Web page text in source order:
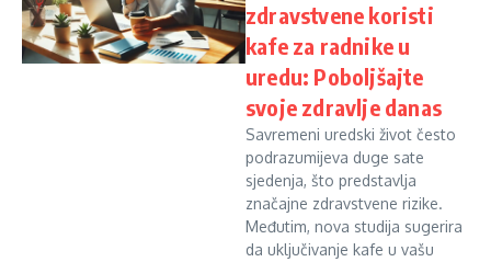
zdravstvene koristi
kafe za radnike u
uredu: Poboljšajte
svoje zdravlje danas
Savremeni uredski život često
podrazumijeva duge sate
sjedenja, što predstavlja
značajne zdravstvene rizike.
Međutim, nova studija sugerira
da uključivanje kafe u vašu